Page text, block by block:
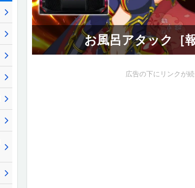
お風呂アタック［
広告の下にリンクが続